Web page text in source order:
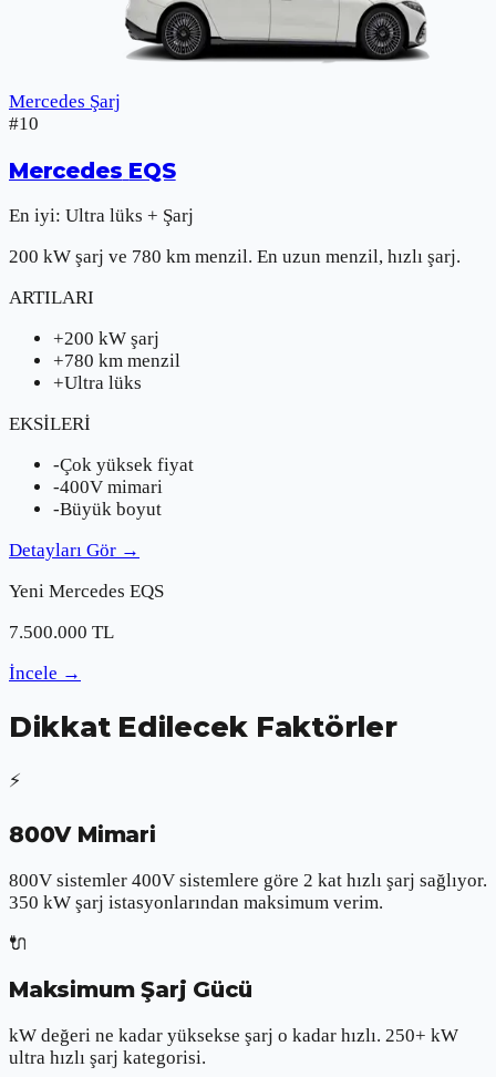
Mercedes Şarj
#10
Mercedes EQS
En iyi: Ultra lüks + Şarj
200 kW şarj ve 780 km menzil. En uzun menzil, hızlı şarj.
ARTILARI
+200 kW şarj
+780 km menzil
+Ultra lüks
EKSİLERİ
-Çok yüksek fiyat
-400V mimari
-Büyük boyut
Detayları Gör →
Yeni Mercedes EQS
7.500.000 TL
İncele →
Dikkat Edilecek Faktörler
⚡
800V Mimari
800V sistemler 400V sistemlere göre 2 kat hızlı şarj sağlıyor.
350 kW şarj istasyonlarından maksimum verim.
🔌
Maksimum Şarj Gücü
kW değeri ne kadar yüksekse şarj o kadar hızlı. 250+ kW
ultra hızlı şarj kategorisi.